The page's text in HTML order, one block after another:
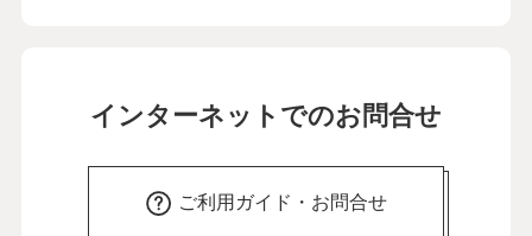
インターネットでのお問合せ
ご利用ガイド・お問合せ